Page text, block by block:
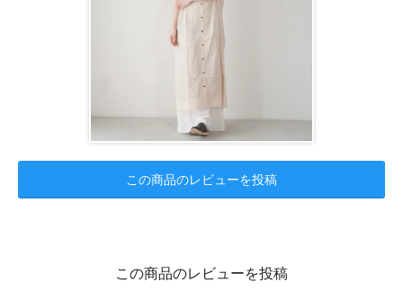
この商品のレビューを投稿
この商品のレビューを投稿